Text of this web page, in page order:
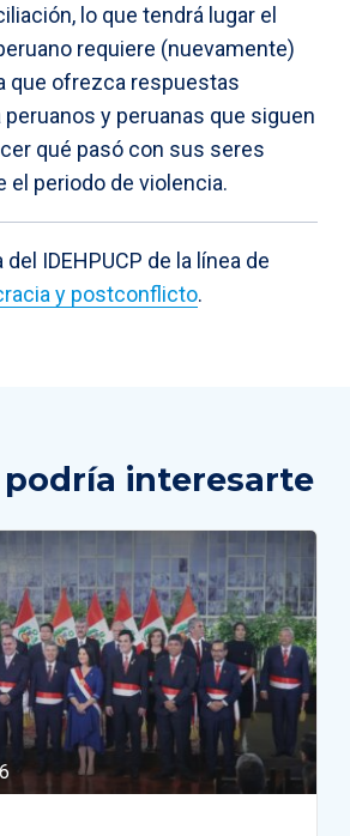
lo que tendrá lugar el
requiere (nuevamente)
que ofrezca respuestas
y peruanas que siguen
qué pasó con sus seres
el periodo de violencia.
IDEHPUCP de la línea de
y postconflicto.
interesarte